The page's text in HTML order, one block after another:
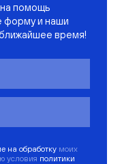
помощь
форму и наши
время!
на обработку моих
условия политики